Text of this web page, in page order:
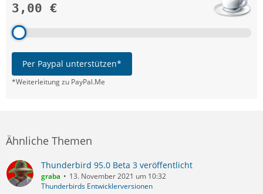
3,00 €
Per Paypal unterstützen*
*Weiterleitung zu PayPal.Me
Ähnliche Themen
Thunderbird 95.0 Beta 3 veröffentlicht
graba
13. November 2021 um 10:32
Thunderbirds Entwicklerversionen